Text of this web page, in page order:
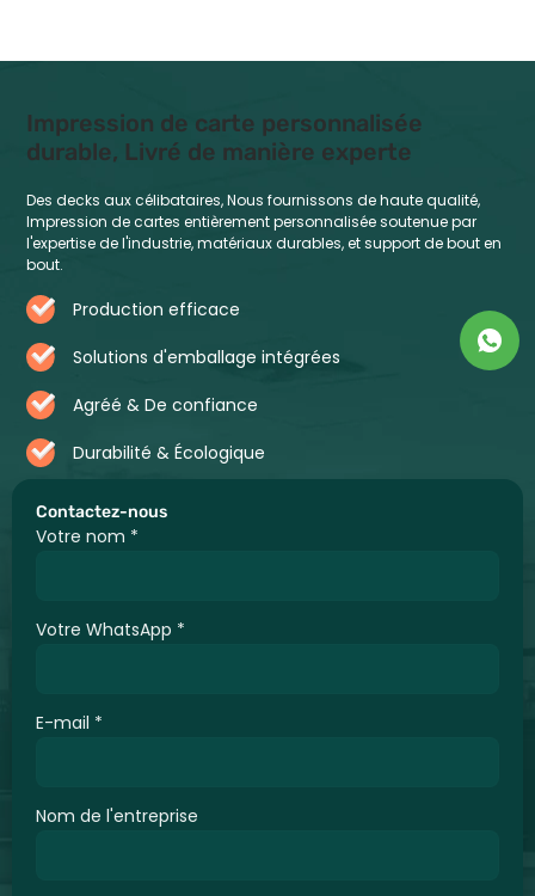
Contactez-nous
Votre nom *
Votre WhatsApp *
E-mail *
Nom de l'entreprise
Impression de carte personnalisée
durable, Livré de manière experte
Des decks aux célibataires, Nous fournissons de haute qualité,
Impression de cartes entièrement personnalisée soutenue par
l'expertise de l'industrie, matériaux durables, et support de bout en
bout.
Production efficace
Solutions d'emballage intégrées
Agréé & De confiance
Durabilité & Écologique